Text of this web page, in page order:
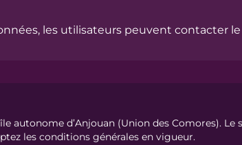
les utilisateurs peuvent contacter le
autonome d’Anjouan (Union des Comores).
les conditions générales en vigueur.